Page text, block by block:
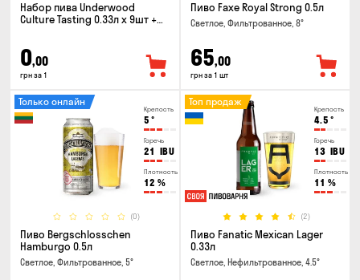
Набор пива Underwood
Culture Tasting 0.33л x 9шт +
0,00
грн за 1
Пиво Faxe Royal Strong 0.5л
Светлое, Фильтрованное, 8°
65,00
грн за 1 шт
Крепость
5 °
Горечь
21 IBU
Плотность
12 %
(0)
Только онлайн
Пиво Bergschlosschen
Hamburgo 0.5л
Светлое, Фильтрованное, 5°
Крепость
4.5 °
Горечь
13 IBU
Плотность
11 %
(2)
Топ продаж
Пиво Fanatic Mexican Lager
0.33л
Светлое, Нефильтрованное, 4.5°